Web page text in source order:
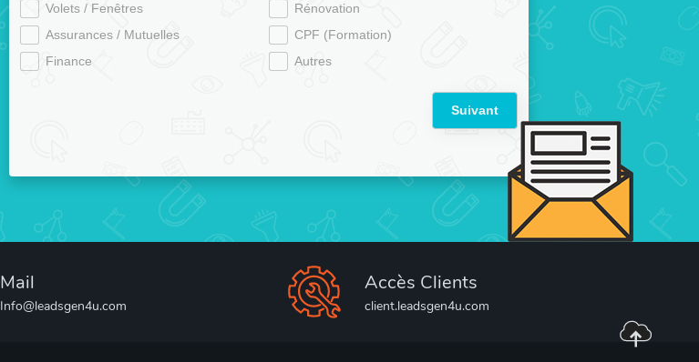
Volets / Fenêtres
Rénovation
Assurances / Mutuelles
CPF (Formation)
Finance
Autres
Suivant
Mail
Info@leadsgen4u.com
Accès Clients
client.leadsgen4u.com